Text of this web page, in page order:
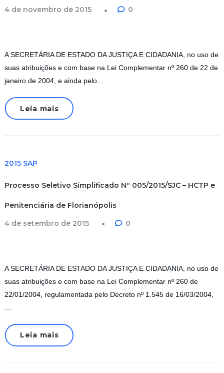
4 de novembro de 2015
0
A SECRETÁRIA DE ESTADO DA JUSTIÇA E CIDADANIA, no uso de
suas atribuições e com base na Lei Complementar nº 260 de 22 de
janeiro de 2004, e ainda pelo…
Leia mais
2015 SAP
Processo Seletivo Simplificado Nº 005/2015/SJC – HCTP e
Penitenciária de Florianópolis
4 de setembro de 2015
0
A SECRETÁRIA DE ESTADO DA JUSTIÇA E CIDADANIA, no uso de
suas atribuições e com base na Lei Complementar nº 260 de
22/01/2004, regulamentada pelo Decreto nº 1.545 de 16/03/2004,
Leia mais